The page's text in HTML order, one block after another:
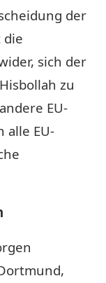
der
die
sich der
zu
EU-
alle EU-